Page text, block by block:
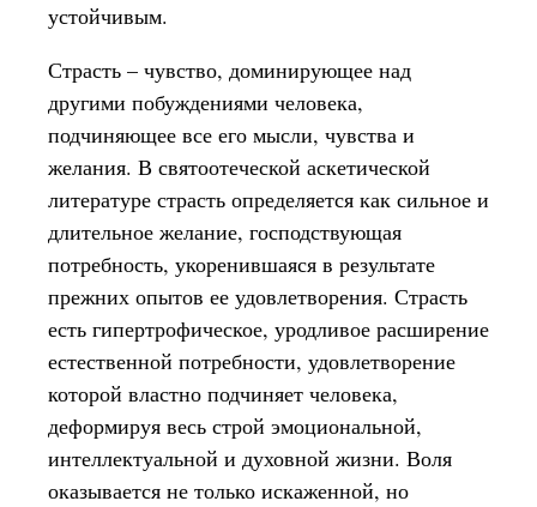
устойчивым.
Страсть – чувство, доминирующее над
другими побуждениями человека,
подчиняющее все его мысли, чувства и
желания. В святоотеческой аскетической
литературе страсть определяется как сильное и
длительное желание, господствующая
потребность, укоренившаяся в результате
прежних опытов ее удовлетворения. Страсть
есть гипертрофическое, уродливое расширение
естественной потребности, удовлетворение
которой властно подчиняет человека,
деформируя весь строй эмоциональной,
интеллектуальной и духовной жизни. Воля
оказывается не только искаженной, но